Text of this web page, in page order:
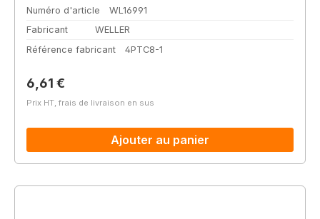
Numéro d'article
WL16991
Fabricant
WELLER
Référence fabricant
4PTC8-1
Prix régulier :
6,61 €
Prix HT, frais de livraison en sus
Ajouter au panier